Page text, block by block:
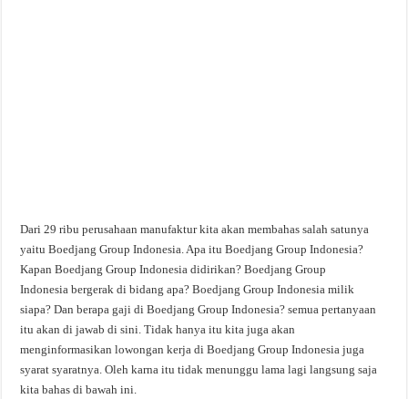
Dari 29 ribu perusahaan manufaktur kita akan membahas salah satunya
yaitu Boedjang Group Indonesia. Apa itu Boedjang Group Indonesia?
Kapan Boedjang Group Indonesia didirikan? Boedjang Group
Indonesia bergerak di bidang apa? Boedjang Group Indonesia milik
siapa? Dan berapa gaji di Boedjang Group Indonesia? semua pertanyaan
itu akan di jawab di sini. Tidak hanya itu kita juga akan
menginformasikan lowongan kerja di Boedjang Group Indonesia juga
syarat syaratnya. Oleh karna itu tidak menunggu lama lagi langsung saja
kita bahas di bawah ini.